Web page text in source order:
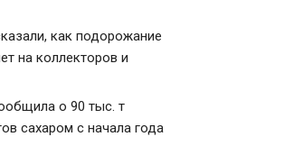
как подорожание
на коллекторов и
о 90 тыс. т
сахаром с начала года